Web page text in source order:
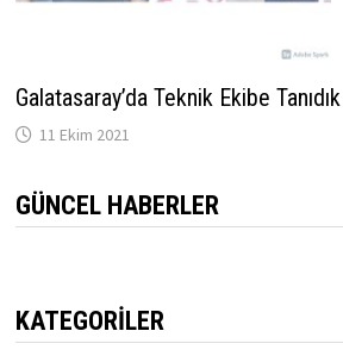
Galatasaray’da Teknik Ekibe
11 Ekim 2021
GÜNCEL HABERLER
KATEGORILER